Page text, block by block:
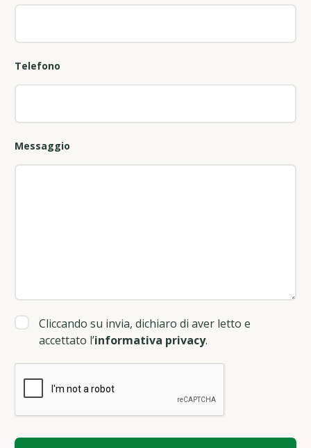
Telefono
Messaggio
Cliccando su invia, dichiaro di aver letto e
accettato l’informativa privacy.